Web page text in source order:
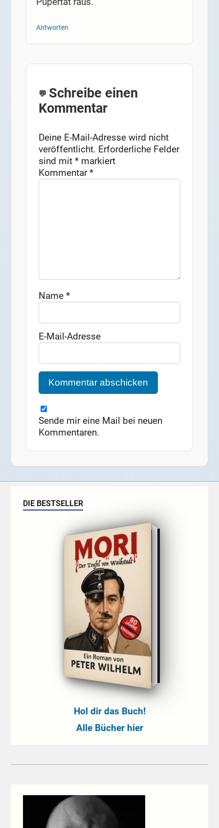
Antworten
Schreibe einen
Kommentar
Deine E-Mail-Adresse wird nicht
veröffentlicht. Erforderliche Felder
sind mit* markiert
Kommentar*
Name*
E-Mail-Adresse
Sende mir eine Mail bei neuen
Kommentaren.
DIE BESTSELLER
Hol dir das Buch!
Alle Bücher hier